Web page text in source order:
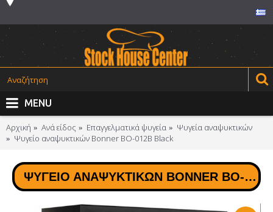
MENU
Αρχική Ανά είδος Επαγγελματικά ψυγεία
Ψυγεία αναψυκτικών
Ψυγείο αναψυκτικών Bonner ΒΟ-012B Black
ΨΥΓΕΊΟ ΑΝΑΨΥΚΤΙΚΏΝ BONNER ΒΟ-012B BLACK